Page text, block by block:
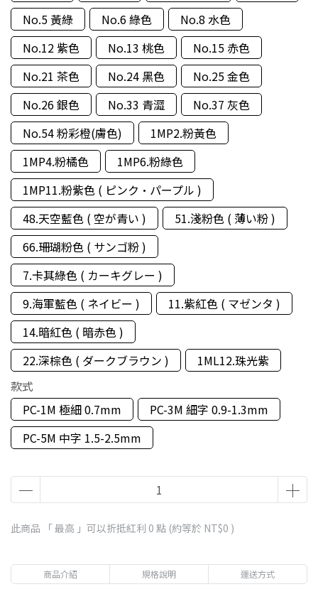
No.5 黃綠
No.6 綠色
No.8 水色
No.12 紫色
No.13 桃色
No.15 赤色
No.21 茶色
No.24 黑色
No.25 金色
No.26 銀色
No.33 青澀
No.37 灰色
No.54 粉彩橙(膚色)
1MP2.粉黃色
1MP4.粉橘色
1MP6.粉綠色
1MP11.粉紫色 ( ピンク·パープル )
48.天空藍色 ( 空が青い )
51.淺粉色 ( 薄い粉 )
66.珊瑚粉色 ( サンゴ粉 )
7.卡其綠色 ( カーキグレー )
9.海軍藍色 ( ネイビー )
11.紫紅色 ( マゼンタ )
14.暗紅色 ( 暗赤色 )
22.深棕色 ( ダークブラウン )
1ML12.珠光紫
款式
PC-1M 極細 0.7mm
PC-3M 細字 0.9-1.3mm
PC-5M 中字 1.5-2.5mm
此商品 「 最高 」可以折抵紅利 0 點 (約等於 NT$0 )
商品介紹 規格說明 運送方式